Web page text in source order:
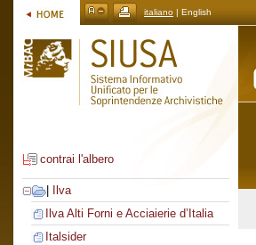
italiano | English
contrai l'albero
Ilva
Ilva Alti Forni e Acciaierie d’Italia
Italsider